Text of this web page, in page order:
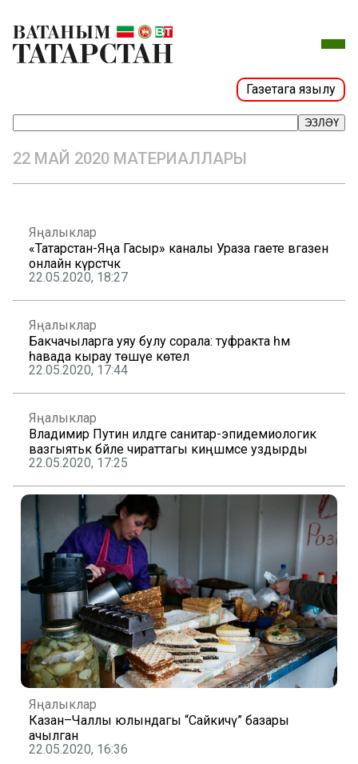
Газетага язылу
ЭЗЛӘҮ
22 МАЙ 2020 МАТЕРИАЛЛАРЫ
Яңалыклар
«Татарстан-Яңа Гасыр» каналы Ураза гаете вәгазен
онлайн күрсәтәчәк
22.05.2020, 18:27
Яңалыклар
Бакчачыларга уяу булу сорала: туфракта һәм
һавада кырау төшүе көтелә
22.05.2020, 17:44
Яңалыклар
Владимир Путин илдәге санитар-эпидемиологик
вазгыятькә бәйле чираттагы киңәшмәсе уздырды
22.05.2020, 17:25
Яңалыклар
Казан–Чаллы юлындагы “Сайкичү” базары
ачылган
22.05.2020, 16:36